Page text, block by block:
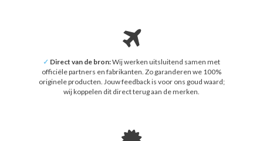
✓ Direct van de bron:Wij werken uitsluitend samen met
officiële partners en fabrikanten. Zo garanderen we 100%
originele producten. Jouw feedback is voor ons goud waard;
wij koppelen dit direct terug aan de merken.